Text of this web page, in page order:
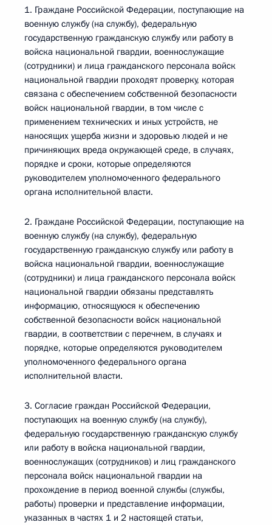
1. Граждане Российской Федерации, поступающие на
военную службу (на службу), федеральную
государственную гражданскую службу или работу в
войска национальной гвардии, военнослужащие
(сотрудники) и лица гражданского персонала войск
национальной гвардии проходят проверку, которая
связана с обеспечением собственной безопасности
войск национальной гвардии, в том числе с
применением технических и иных устройств, не
наносящих ущерба жизни и здоровью людей и не
причиняющих вреда окружающей среде, в случаях,
порядке и сроки, которые определяются
руководителем уполномоченного федерального
органа исполнительной власти.
2. Граждане Российской Федерации, поступающие на
военную службу (на службу), федеральную
государственную гражданскую службу или работу в
войска национальной гвардии, военнослужащие
(сотрудники) и лица гражданского персонала войск
национальной гвардии обязаны представлять
информацию, относящуюся к обеспечению
собственной безопасности войск национальной
гвардии, в соответствии с перечнем, в случаях и
порядке, которые определяются руководителем
уполномоченного федерального органа
исполнительной власти.
3. Согласие граждан Российской Федерации,
поступающих на военную службу (на службу),
федеральную государственную гражданскую службу
или работу в войска национальной гвардии,
военнослужащих (сотрудников) и лиц гражданского
персонала войск национальной гвардии на
прохождение в период военной службы (службы,
работы) проверки и представление информации,
указанных в частях 1 и 2 настоящей статьи,